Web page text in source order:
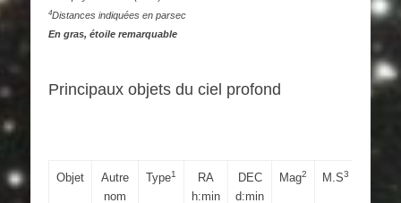
4Distances indiquées en parsec
En gras, étoile remarquable
Principaux objets du ciel profond
Objet
Autre
nom
Type1
RA
h:min
DEC
d:min
Mag2 M.S3